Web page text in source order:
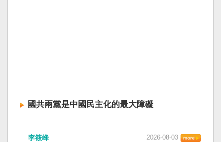
國共兩黨是中國民主化的最大障礙
李筱峰 2026-08-03